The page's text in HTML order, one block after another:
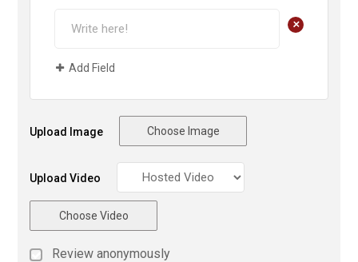
+
Add Field
Upload Image Choose Image
Upload Video
Choose Video
Review anonymously